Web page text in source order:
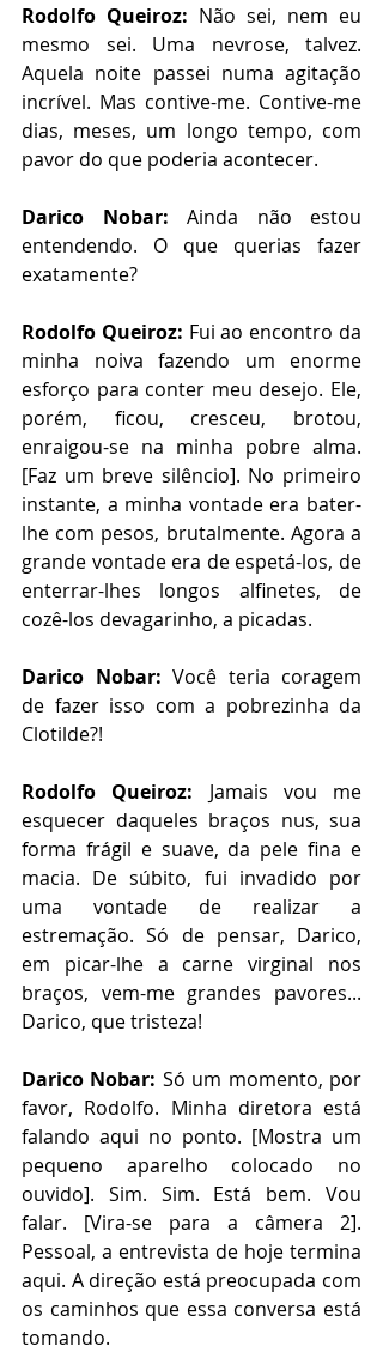
Rodolfo Queiroz: Não sei, nem eu
mesmo sei. Uma nevrose, talvez.
Aquela noite passei numa agitação
incrível. Mas contive-me. Contive-me
dias, meses, um longo tempo, com
pavor do que poderia acontecer.
Darico Nobar: Ainda não estou
entendendo. O que querias fazer
exatamente?
Rodolfo Queiroz: Fui ao encontro da
minha noiva fazendo um enorme
esforço para conter meu desejo. Ele,
porém, ficou, cresceu, brotou,
enraigou-se na minha pobre alma.
[Faz um breve silêncio]. No primeiro
instante, a minha vontade era bater-
lhe com pesos, brutalmente. Agora a
grande vontade era de espetá-los, de
enterrar-lhes longos alfinetes, de
cozê-los devagarinho, a picadas.
Darico Nobar: Você teria coragem
de fazer isso com a pobrezinha da
Clotilde?!
Rodolfo Queiroz: Jamais vou me
esquecer daqueles braços nus, sua
forma frágil e suave, da pele fina e
macia. De súbito, fui invadido por
uma vontade de realizar a
estremação. Só de pensar, Darico,
em picar-lhe a carne virginal nos
braços, vem-me grandes pavores...
Darico, que tristeza!
Darico Nobar: Só um momento, por
favor, Rodolfo. Minha diretora está
falando aqui no ponto. [Mostra um
pequeno aparelho colocado no
ouvido]. Sim. Sim. Está bem. Vou
falar. [Vira-se para a câmera 2].
Pessoal, a entrevista de hoje termina
aqui. A direção está preocupada com
os caminhos que essa conversa está
tomando.